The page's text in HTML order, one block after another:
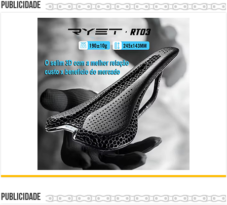
Publicidade
Publicidade